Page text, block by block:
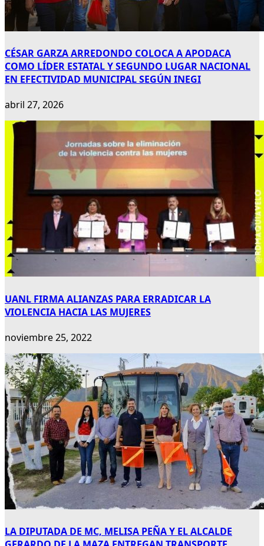
CÉSAR GARZA ARREDONDO COLOCA A APODACA
COMO LÍDER ESTATAL Y SEGUNDO LUGAR NACIONAL
EN EFECTIVIDAD MUNICIPAL SEGÚN INEGI
abril 27, 2026
UANL FIRMA ALIANZAS PARA ERRADICAR LA
VIOLENCIA HACIA LAS MUJERES
noviembre 25, 2022
LA DIPUTADA DE MC, MELISA PEÑA Y EL ALCALDE